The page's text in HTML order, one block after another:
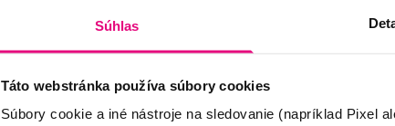
Súhlas
Táto webstránka používa súbory cookies
Súbory cookie a iné nástroje na sledovanie (napríklad Pixel